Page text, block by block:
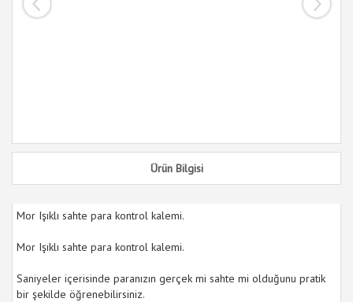
Ürün Bilgisi
Mor Işıklı sahte para kontrol kalemi.
Mor Işıklı sahte para kontrol kalemi.
Saniyeler içerisinde paranızın gerçek mi sahte mi olduğunu pratik
bir şekilde öğrenebilirsiniz.